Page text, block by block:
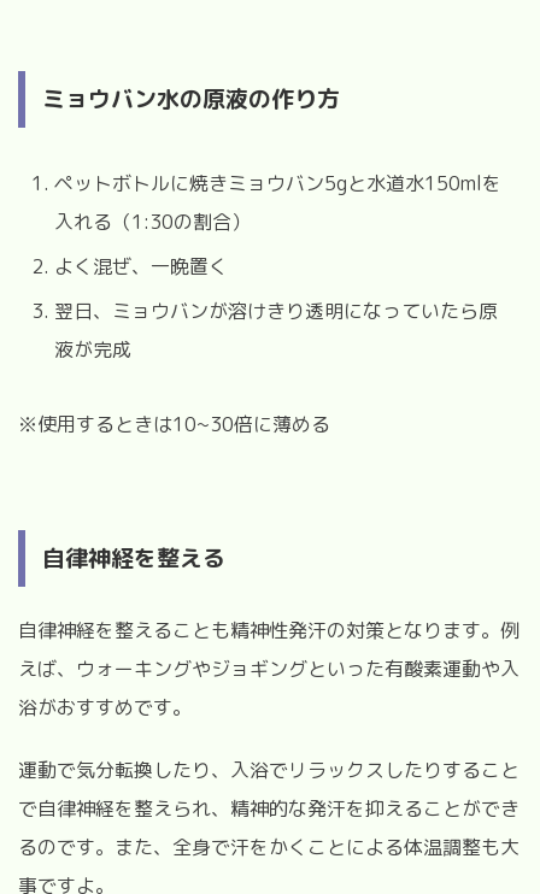
ミョウバン水の原液の作り方
ペットボトルに焼きミョウバン5gと水道水150mlを
入れる（1:30の割合）
よく混ぜ、一晩置く
翌日、ミョウバンが溶けきり透明になっていたら原
液が完成
※使用するときは10~30倍に薄める
自律神経を整える
自律神経を整えることも精神性発汗の対策となります。 例
えば、ウォーキングやジョギングといった有酸素運動や入
浴がおすすめです。
運動で気分転換したり、入浴でリラックスしたりすること
で自律神経を整えられ、精神的な発汗を抑えることができ
るのです。 また、全身で汗をかくことによる体温調整も大
事ですよ。